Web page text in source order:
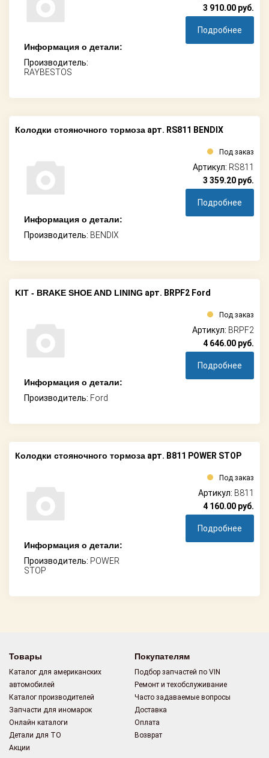
Информация о детали:
Производитель:
RAYBESTOS
3 910.00 руб.
Подробнее
Колодки стояночного тормоза арт. RS811 BENDIX
Информация о детали:
Производитель: BENDIX
Под заказ
Артикул: RS811
3 359.20 руб.
Подробнее
KIT - BRAKE SHOE AND LINING арт. BRPF2 Ford
Информация о детали:
Производитель: Ford
Под заказ
Артикул: BRPF2
4 646.00 руб.
Подробнее
Колодки стояночного тормоза арт. B811 POWER STOP
Информация о детали:
Производитель: POWER
STOP
Под заказ
Артикул: B811
4 160.00 руб.
Подробнее
Товары
Каталог для американских
автомобилей
Каталог производителей
Запчасти для иномарок
Онлайн каталоги
Детали для ТО
Акции
Покупателям
Подбор запчастей по VIN
Ремонт и техобслуживание
Часто задаваемые вопросы
Доставка
Оплата
Возврат